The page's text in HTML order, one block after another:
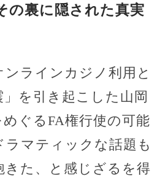
の裏に隠された真実
ンラインカジノ利用と
を引き起こした山岡
ぐるFA権行使の可能
ラマティックな話題も
きた、と感じざるを得